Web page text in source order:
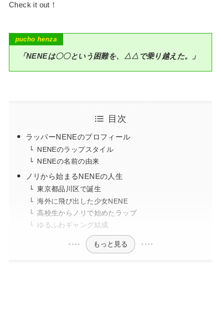
Check it out！
pucho henza
「NENEは〇〇という困難を、△△で乗り越えた。」
目次
ラッパーNENEのプロフィール
NENEのラップスタイル​​
NENEの名前の由来
ノリから始まるNENEの人生
東京都品川区で誕生
海外に飛び出した少女NENE
高校生からノリで始めたラップ
ゆるふわギャング結成
もっと見る